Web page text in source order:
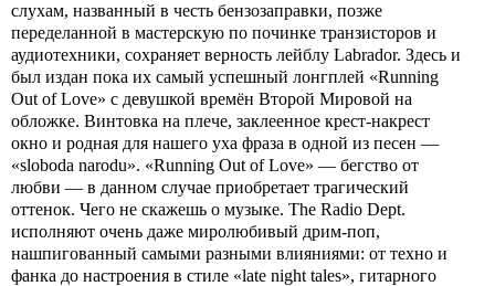
слухам, названный в честь бензозаправки, позже
переделанной в мастерскую по починке транзисторов и
аудиотехники, сохраняет верность лейблу Labrador. Здесь и
был издан пока их самый успешный лонгплей «Running
Out of Love» с девушкой времён Второй Мировой на
обложке. Винтовка на плече, заклеенное крест-накрест
окно и родная для нашего уха фраза в одной из песен —
«sloboda narodu». «Running Out of Love» — бегство от
любви — в данном случае приобретает трагический
оттенок. Чего не скажешь о музыке. The Radio Dept.
исполняют очень даже миролюбивый дрим-поп,
нашпигованный самыми разными влияниями: от техно и
фанка до настроения в стиле «late night tales», гитарного